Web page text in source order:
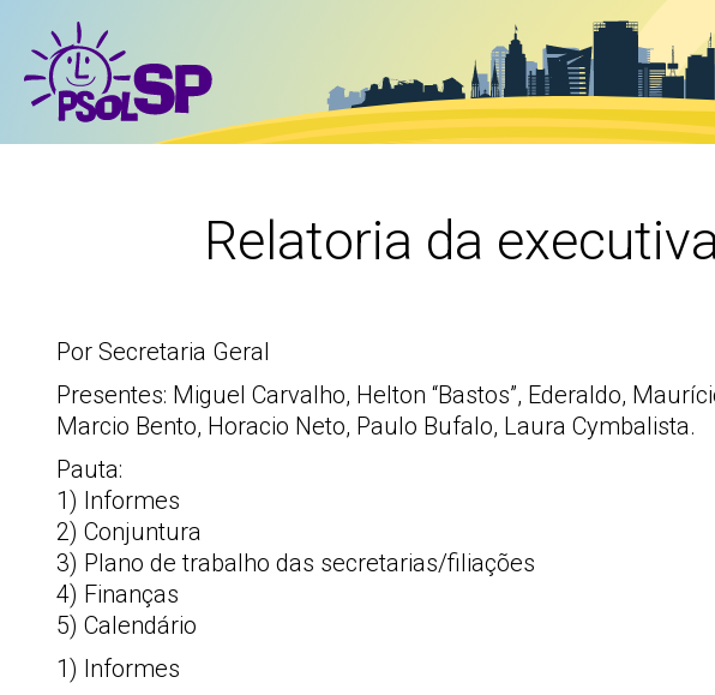
Relatoria da
Por Secretaria Geral
Presentes: Miguel Carvalho, Helton “Bastos”, Ederaldo,
Marcio Bento, Horacio Neto, Paulo Bufalo, Laura Cymbalista.
Pauta:
1) Informes
2) Conjuntura
3) Plano de trabalho das secretarias/filiações
4) Finanças
5) Calendário
1) Informes